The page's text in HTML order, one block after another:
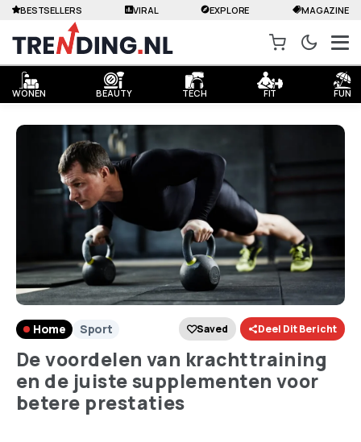
WONEN BEAUTY TECH FIT FUN
BESTSELLERS VIRAL EXPLORE MAGAZINE
Home Sport Saved Deel Dit Bericht
De voordelen van krachttraining
en de juiste supplementen voor
betere prestaties